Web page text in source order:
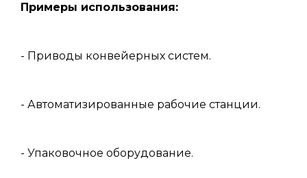
Примеры использования:
- Приводы конвейерных систем.
- Автоматизированные рабочие станции.
- Упаковочное оборудование.